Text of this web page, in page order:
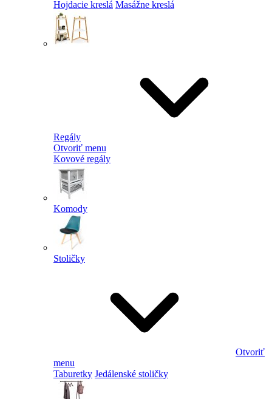
Hojdacie kreslá Masážne kreslá
Regály
Otvoriť menu
Kovové regály
Komody
Stoličky
Otvoriť
menu
Taburetky Jedálenské stoličky